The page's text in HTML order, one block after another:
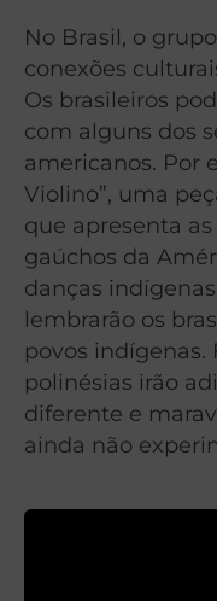
No Brasil, o
conexões
Os brasileiros
com alguns dos
americanos. Por
Violino”, uma
que apresenta
gaúchos da
danças
lembrarão os
povos indígenas.
polinésias irão
diferente e
ainda não